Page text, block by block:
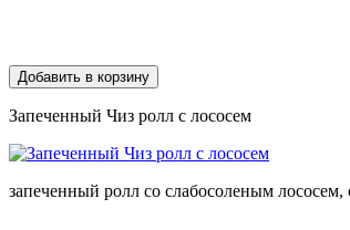
Добавить в корзину
Запеченный Чиз ролл с лососем
запеченный ролл со слабосоленым